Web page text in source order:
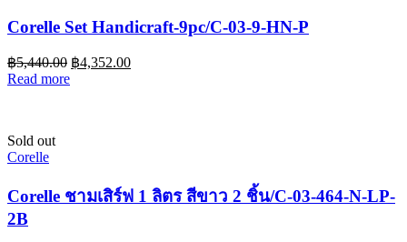
Corelle Set Handicraft-9pc/C-03-9-HN-P
฿5,440.00 ฿4,352.00
Read more
Sold out
Corelle
Corelle ชามเสิร์ฟ 1 ลิตร สีขาว 2 ชิ้น/C-03-464-N-LP-
2B